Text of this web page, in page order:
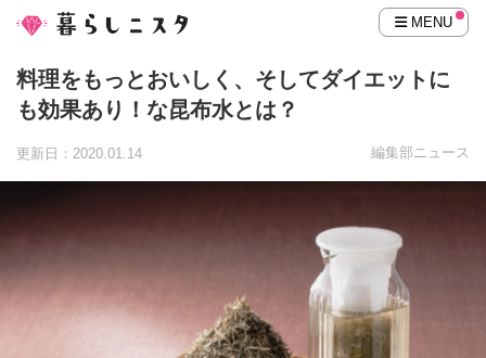
MENU
料理をもっとおいしく、そしてダイエットに
も効果あり！な昆布水とは？
更新日：2020.01.14 編集部ニュース